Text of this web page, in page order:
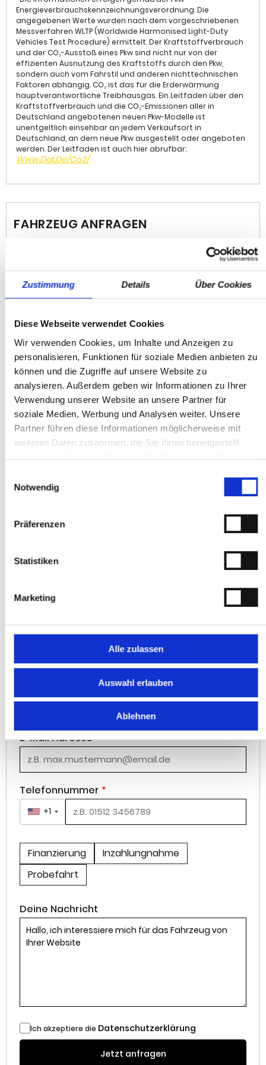
Zustimmung Details Über Cookies
Diese Webseite verwendet Cookies
Wir verwenden Cookies, um Inhalte und Anzeigen zu
personalisieren, Funktionen für soziale Medien anbieten zu
können und die Zugriffe auf unsere Website zu
analysieren. Außerdem geben wir Informationen zu Ihrer
Verwendung unserer Website an unsere Partner für
soziale Medien, Werbung und Analysen weiter. Unsere
Partner führen diese Informationen möglicherweise mit
weiteren Daten zusammen, die Sie ihnen bereitgestellt
Notwendig
Präferenzen
Statistiken
Marketing
Alle zulassen
Auswahl erlauben
Ablehnen
Stabilitäts-Programm Plus (ESP), LM-Felgen,
Schadstoffarm nach Abgasnorm Euro 6e, Anti-Blockier-
System (ABS), Tagfahrlicht LED, Seitenairbag vorn, Kopf-
Airbag-System, Getriebe Automatik - mit Start-/Stop
(8-Stufen), Antriebsart: Frontantrieb, Bluetooth Audio-
Streaming, DAB-Tuner (Radioempfang digital),
Dachhimmel grau, Fernlichtassistent, Feststellbremse
elektrisch, Freisprechanlage Bluetooth,
Gepäck-/Laderaumboden doppelt, Keyless Entry,
Klimaautomatik, Mineraleffekt-Lackierung, Motor 1,2 Ltr.
- 96 kW, MP3-Schnittstelle für Mobiltelefon/Handy,
Müdigkeitserkennungs-Sensor, Opel Connect,
Smartphone Schnittstelle, Start/Stop-Anlage,
Totwinkel-Assistent, Verkehrszeichenerkennung,
• Änderungen, Zwischenverkauf und Irrtümer
Die im Inserat gemachten Angaben sind unverbindliche
Der Verkäufer haftet nicht für Irrtürmer, Eingabefehler
und Datenübermittlungsfehler / Änderungen,
Zwischenverkauf und Irrtürmer vorbehalten.
Energieverbrauchskennzeichnungsverordnung. Die
angegebenen Werte wurden nach dem vorgeschriebenen
Messverfahren WLTP (Worldwide Harmonised Light-Duty
Vehicles Test Procedure) ermittelt. Der Kraftstoffverbrauch
und der CO₂-Ausstoß eines Pkw sind nicht nur von der
effizienten Ausnutzung des Kraftstoffs durch den Pkw,
sondern auch vom Fahrstil und anderen nichttechnischen
Faktoren abhängig. CO₂ ist das für die Erderwärmung
hauptverantwortliche Treibhausgas. Ein Leitfaden über den
Kraftstoffverbrauch und die CO₂-Emissionen aller in
Deutschland angebotenen neuen Pkw-Modelle ist
unentgeltlich einsehbar an jedem Verkaufsort in
Deutschland, an dem neue Pkw ausgestellt oder angeboten
werden. Der Leitfaden ist auch hier abrufbar:
Www.dat.de/co2/
FAHRZEUG ANFRAGEN
Standort
Auto & Service GmbH
Gablonzerstraße 9
Mo-Fr: 7:00 - 18:00 Uhr
Sa: 8:00 - 12:00 Uhr
Ansprechpartner
Geschäftsführer
Anrede
Vorname*
E-Mail Adresse*
Telefonnummer *
+1
Finanzierung
Inzahlungnahme
Probefahrt
Deine Nachricht
Ich akzeptiere die Datenschutzerklärung
Jetzt anfragen